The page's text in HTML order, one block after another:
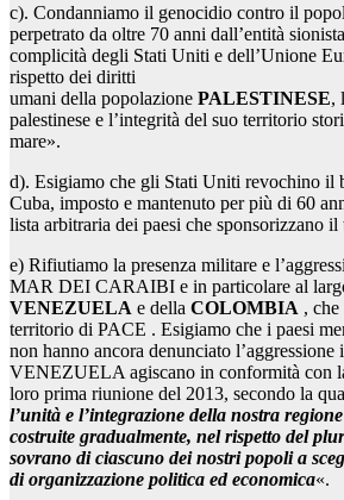
c). Condanniamo il genocidio contro il
perpetrato da oltre 70 anni dall’entità
complicità degli Stati Uniti e dell’Unione
rispetto dei diritti
umani della popolazione PALESTINESE,
palestinese e l’integrità del suo territorio
mare».
d). Esigiamo che gli Stati Uniti revochino il
Cuba, imposto e mantenuto per più di 60
lista arbitraria dei paesi che sponsorizzano il
e) Rifiutiamo la presenza militare e
MAR DEI CARAIBI e in particolare al
VENEZUELA e della COLOMBIA , che
territorio di PACE . Esigiamo che i paesi
non hanno ancora denunciato
VENEZUELA agiscano in conformità con
loro prima riunione del 2013, secondo la
l’unità e l’integrazione della nostra
costruite gradualmente, nel rispetto del
sovrano di ciascuno dei nostri popoli a
di organizzazione politica ed economica«.